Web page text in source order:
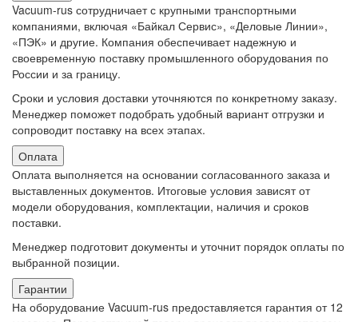
Vacuum-rus сотрудничает с крупными транспортными
компаниями, включая «Байкал Сервис», «Деловые Линии»,
«ПЭК» и другие. Компания обеспечивает надежную и
своевременную поставку промышленного оборудования по
России и за границу.
Сроки и условия доставки уточняются по конкретному заказу.
Менеджер поможет подобрать удобный вариант отгрузки и
сопроводит поставку на всех этапах.
Оплата
Оплата выполняется на основании согласованного заказа и
выставленных документов. Итоговые условия зависят от
модели оборудования, комплектации, наличия и сроков
поставки.
Менеджер подготовит документы и уточнит порядок оплаты по
выбранной позиции.
Гарантии
На оборудование Vacuum-rus предоставляется гарантия от 12